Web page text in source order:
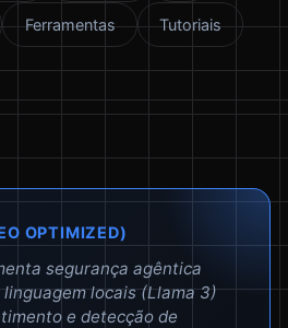
Ferramentas Tutoriais
OPTIMIZED)
segurança agêntica
locais (Llama 3)
e detecção de